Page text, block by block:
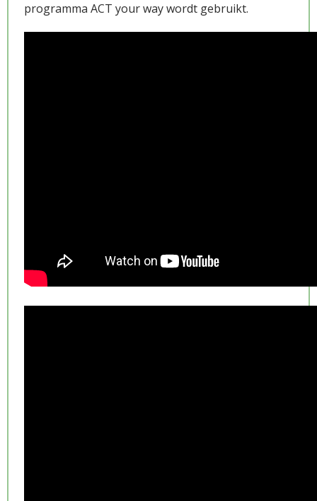
programma ACT your way wordt gebruikt.